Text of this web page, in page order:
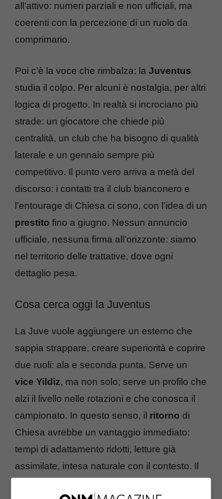
all’attivo: numeri parziali e non ufficiali, ma
coerenti con la percezione di un ruolo da
comprimario.
Poi c’è la voce che rimbalza: la Juventus
studia il colpo. Per alcuni è nostalgia, per altri
logica di progetto. In realtà si incrociano più
strade: un giocatore che chiede più
centralità, un club che ha bisogno di qualità
laterale e un gennaio sempre più
competitivo. Il punto vero arriva a metà del
discorso: i contatti tra il club bianconero e
l’entourage di Chiesa ci sono, con l’idea di un
prestito fino a giugno. Nessun annuncio
ufficiale, nessuna firma all’orizzonte: siamo
nel territorio delle trattative, dove ogni
dettaglio pesa.
Cosa cerca oggi la Juventus
La Juve vuole aggiungere un esterno che
sappia strappare, creare superiorità e coprire
due ruoli: ala e seconda punta. Serve un
vice Yildiz, ma non solo; serve un profilo che
alzi il livello nelle rotazioni e che conosca il
campionato. In questo senso, il ritorno di
Chiesa avrebbe un vantaggio immediato:
tempi di adattamento ridotti, letture già
assimilate, intesa naturale con il contesto. Il